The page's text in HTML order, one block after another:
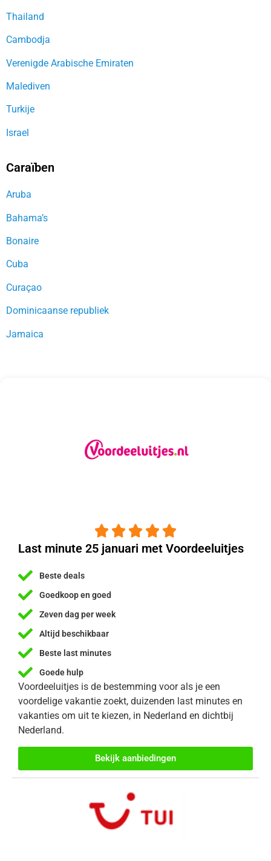
Thailand
Cambodja
Verenigde Arabische Emiraten
Malediven
Turkije
Israel
Caraïben
Aruba
Bahama’s
Bonaire
Cuba
Curaçao
Dominicaanse republiek
Jamaica
    
Last minute 25 januari met Voordeeluitjes
Beste deals
Goedkoop en goed
Zeven dag per week
Altijd beschikbaar
Beste last minutes
Goede hulp
Voordeeluitjes is de bestemming voor als je een
voordelige vakantie zoekt, duizenden last minutes en
vakanties om uit te kiezen, in Nederland en dichtbij
Nederland.
Bekijk aanbiedingen